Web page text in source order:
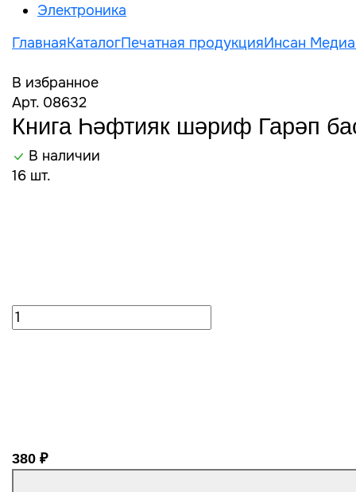
Электроника
ГлавнаяКаталогПечатная продукцияИнсан
В избранное
Арт. 08632
Книга Һәфтияк шәриф Гарәп
В наличии
16 шт.
380 ₽